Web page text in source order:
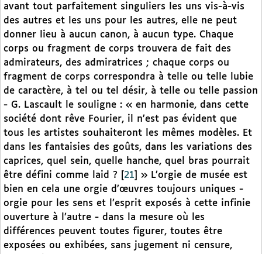
avant tout parfaitement singuliers les uns vis-à-vis
des autres et les uns pour les autres, elle ne peut
donner lieu à aucun canon, à aucun type. Chaque
corps ou fragment de corps trouvera de fait des
admirateurs, des admiratrices ; chaque corps ou
fragment de corps correspondra à telle ou telle lubie
de caractère, à tel ou tel désir, à telle ou telle passion
- G. Lascault le souligne : « en harmonie, dans cette
société dont rêve Fourier, il n’est pas évident que
tous les artistes souhaiteront les mêmes modèles. Et
dans les fantaisies des goûts, dans les variations des
caprices, quel sein, quelle hanche, quel bras pourrait
être défini comme laid ?
21
» L’orgie de musée est
bien en cela une orgie d’œuvres toujours uniques -
orgie pour les sens et l’esprit exposés à cette infinie
ouverture à l’autre - dans la mesure où les
différences peuvent toutes figurer, toutes être
exposées ou exhibées, sans jugement ni censure,